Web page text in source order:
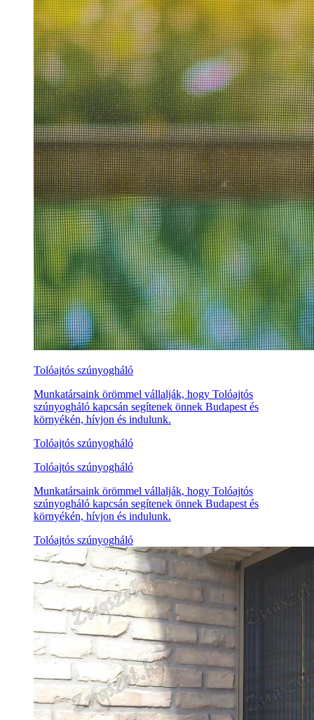
Tolóajtós szúnyogháló
Munkatársaink örömmel vállalják, hogy Tolóajtós
szúnyogháló kapcsán segítenek önnek Budapest és
környékén, hívjon és indulunk.
Tolóajtós szúnyogháló
Tolóajtós szúnyogháló
Munkatársaink örömmel vállalják, hogy Tolóajtós
szúnyogháló kapcsán segítenek önnek Budapest és
környékén, hívjon és indulunk.
Tolóajtós szúnyogháló